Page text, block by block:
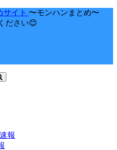
サイト 〜モンハンまとめ〜
ださい😊
報